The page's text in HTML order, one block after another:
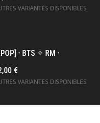
VARIANTES DISPONIBLES
· BTS ✧ RM ·
€
VARIANTES DISPONIBLES